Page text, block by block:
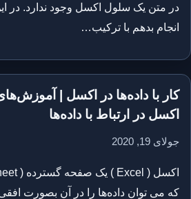
در متن یک سلول اکسل وجود ندارد. در
انجام بدهم با ترکیب…
کار با داده‌ها در اکسل |
اکسل در ارتباط با داده‌ها
جولای 19, 2020
که می توان داده‌ها را در آن بصورت